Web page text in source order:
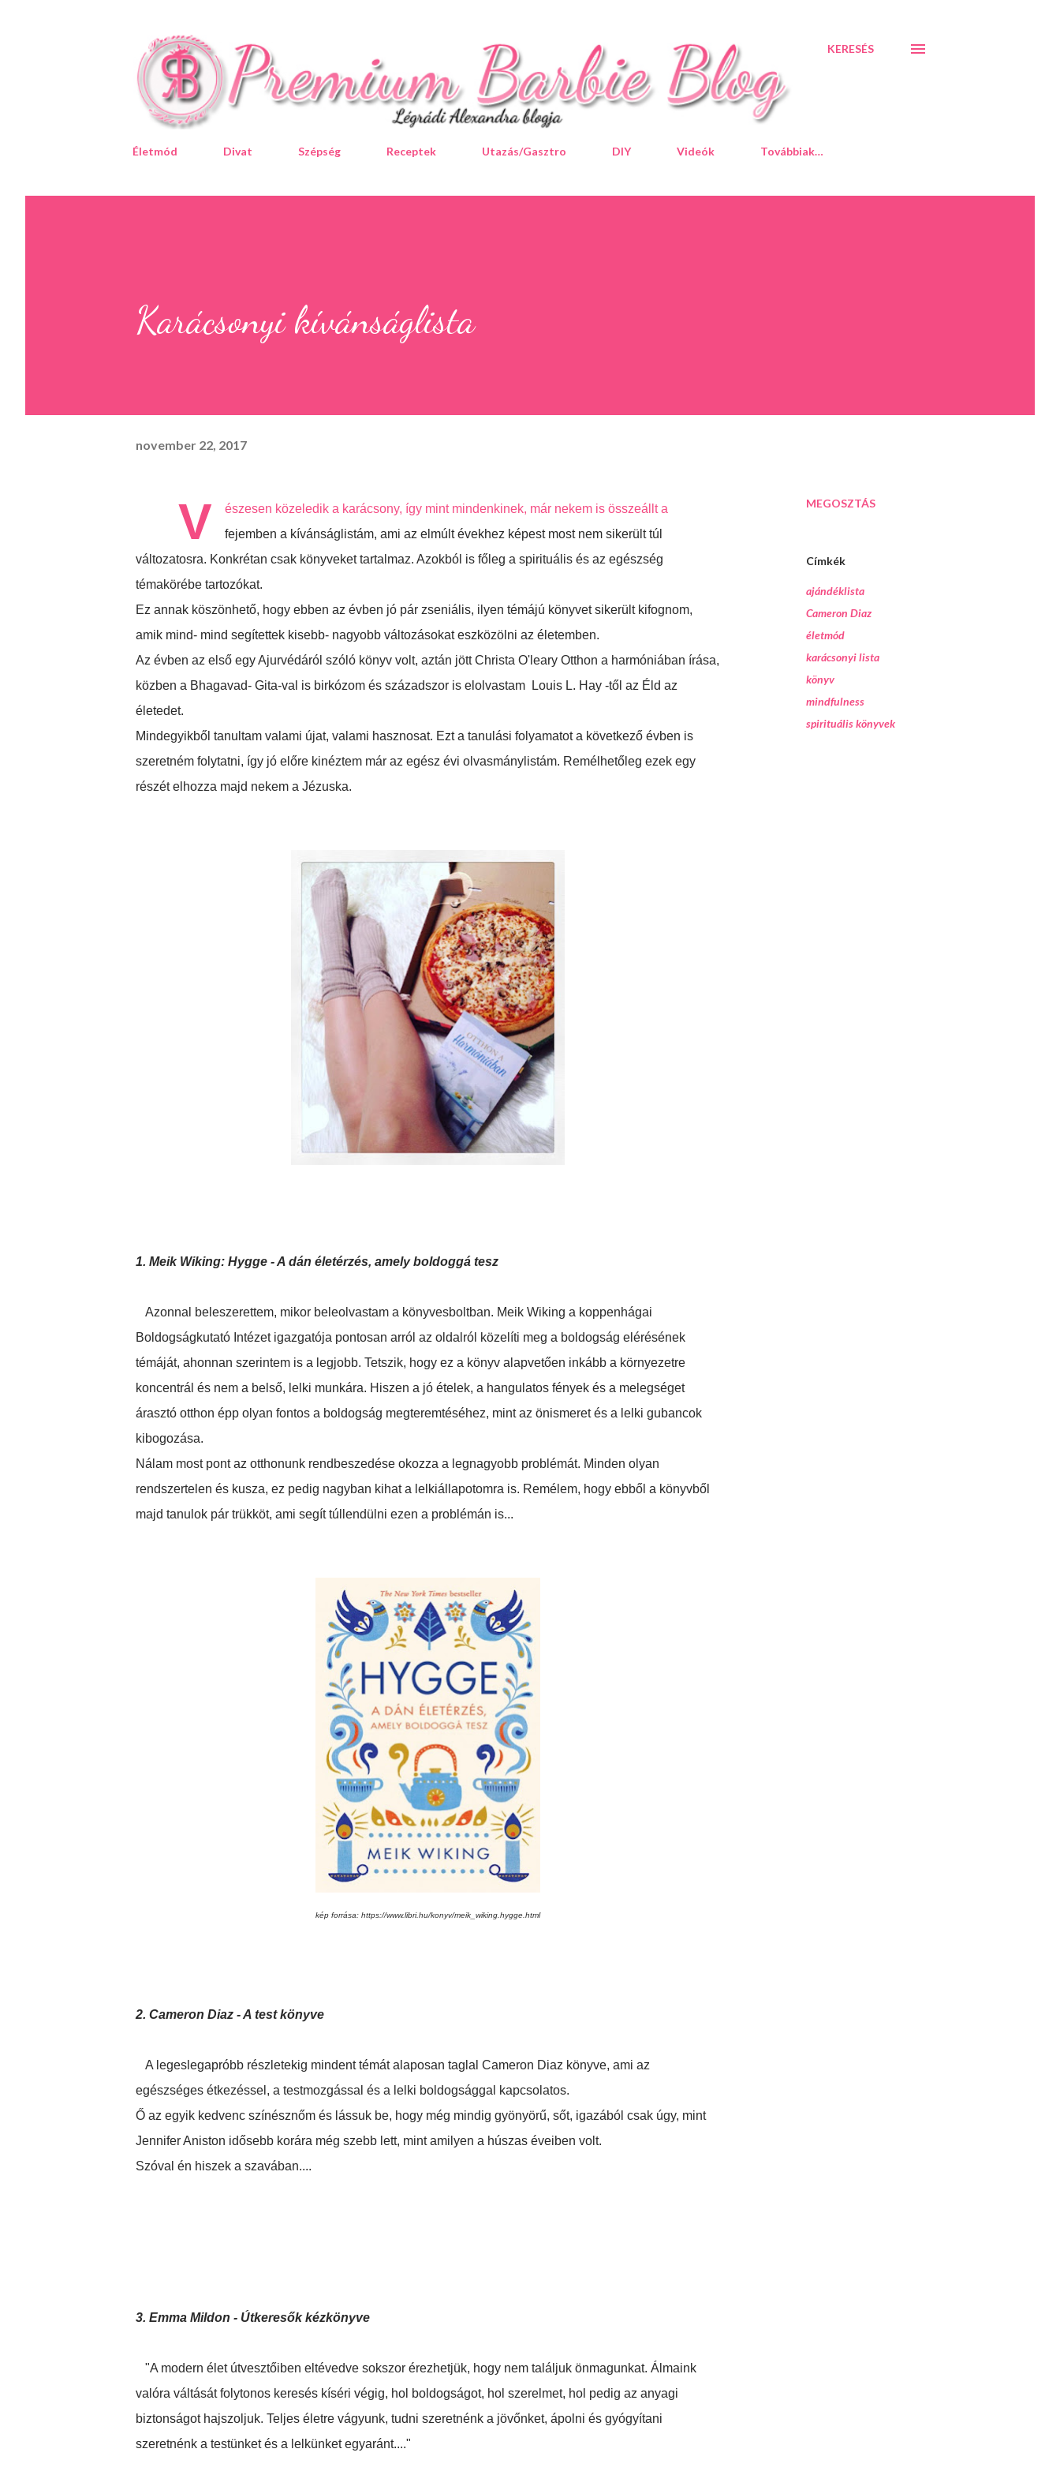
KERESÉS
Életmód Divat Szépség Receptek Utazás/Gasztro DIY Videók Továbbiak…
Karácsonyi kívánságlista
november 22, 2017
V
észesen közeledik a karácsony, így mint mindenkinek, már nekem is összeállt a
fejemben a kívánságlistám, ami az elmúlt évekhez képest most nem sikerült túl
változatosra. Konkrétan csak könyveket tartalmaz. Azokból is főleg a spirituális és az egészség
témakörébe tartozókat.
Ez annak köszönhető, hogy ebben az évben jó pár zseniális, ilyen témájú könyvet sikerült kifognom,
amik mind- mind segítettek kisebb- nagyobb változásokat eszközölni az életemben.
Az évben az első egy Ajurvédáról szóló könyv volt, aztán jött Christa O'leary Otthon a harmóniában írása,
közben a Bhagavad- Gita-val is birkózom és századszor is elolvastam Louis L. Hay -től az Éld az
életedet.
Mindegyikből tanultam valami újat, valami hasznosat. Ezt a tanulási folyamatot a következő évben is
szeretném folytatni, így jó előre kinéztem már az egész évi olvasmánylistám. Remélhetőleg ezek egy
részét elhozza majd nekem a Jézuska.
1. Meik Wiking: Hygge - A dán életérzés, amely boldoggá tesz
Azonnal beleszerettem, mikor beleolvastam a könyvesboltban. Meik Wiking a koppenhágai
Boldogságkutató Intézet igazgatója pontosan arról az oldalról közelíti meg a boldogság elérésének
témáját, ahonnan szerintem is a legjobb. Tetszik, hogy ez a könyv alapvetően inkább a környezetre
koncentrál és nem a belső, lelki munkára. Hiszen a jó ételek, a hangulatos fények és a melegséget
árasztó otthon épp olyan fontos a boldogság megteremtéséhez, mint az önismeret és a lelki gubancok
kibogozása.
Nálam most pont az otthonunk rendbeszedése okozza a legnagyobb problémát. Minden olyan
rendszertelen és kusza, ez pedig nagyban kihat a lelkiállapotomra is. Remélem, hogy ebből a könyvből
majd tanulok pár trükköt, ami segít túllendülni ezen a problémán is...
kép forrása: https://www.libri.hu/konyv/meik_wiking.hygge.html
2. Cameron Diaz - A test könyve
A legeslegapróbb részletekig mindent témát alaposan taglal Cameron Diaz könyve, ami az
egészséges étkezéssel, a testmozgással és a lelki boldogsággal kapcsolatos.
Ő az egyik kedvenc színésznőm és lássuk be, hogy még mindig gyönyörű, sőt, igazából csak úgy, mint
Jennifer Aniston idősebb korára még szebb lett, mint amilyen a húszas éveiben volt.
Szóval én hiszek a szavában....
3. Emma Mildon - Útkeresők kézkönyve
"A ​modern élet útvesztőiben eltévedve sokszor érezhetjük, hogy nem találjuk önmagunkat. Álmaink
valóra váltását folytonos keresés kíséri végig, hol boldogságot, hol szerelmet, hol pedig az anyagi
biztonságot hajszoljuk. Teljes életre vágyunk, tudni szeretnénk a jövőnket, ápolni és gyógyítani
szeretnénk a testünket és a lelkünket egyaránt...."
MEGOSZTÁS
Címkék
ajándéklista
Cameron Diaz
életmód
karácsonyi lista
könyv
mindfulness
spirituális könyvek